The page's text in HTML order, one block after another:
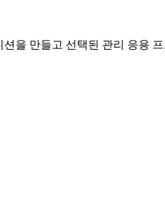
을 만들고 선택된 관리 응용